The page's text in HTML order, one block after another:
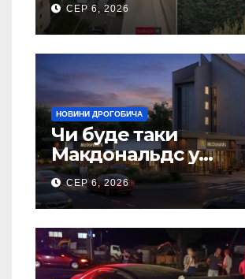
СЕР 6, 2026
НОВИНИ ДРОГОБИЧА
Чи буде таки
Макдональдс у
Дрогобичі? (Фото)
СЕР 6, 2026